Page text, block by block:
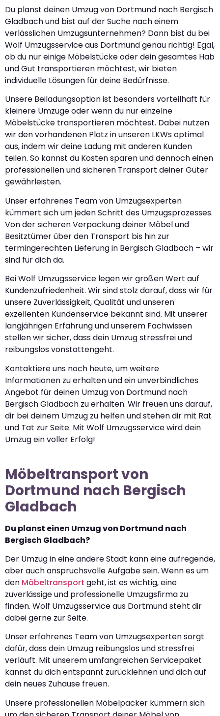
Du planst deinen Umzug von Dortmund nach Bergisch
Gladbach und bist auf der Suche nach einem
verlässlichen Umzugsunternehmen? Dann bist du bei
Wolf Umzugsservice aus Dortmund genau richtig! Egal,
ob du nur einige Möbelstücke oder dein gesamtes Hab
und Gut transportieren möchtest, wir bieten
individuelle Lösungen für deine Bedürfnisse.
Unsere Beiladungsoption ist besonders vorteilhaft für
kleinere Umzüge oder wenn du nur einzelne
Möbelstücke transportieren möchtest. Dabei nutzen
wir den vorhandenen Platz in unseren LKWs optimal
aus, indem wir deine Ladung mit anderen Kunden
teilen. So kannst du Kosten sparen und dennoch einen
professionellen und sicheren Transport deiner Güter
gewährleisten.
Unser erfahrenes Team von Umzugsexperten
kümmert sich um jeden Schritt des Umzugsprozesses.
Von der sicheren Verpackung deiner Möbel und
Besitztümer über den Transport bis hin zur
termingerechten Lieferung in Bergisch Gladbach – wir
sind für dich da.
Bei Wolf Umzugsservice legen wir großen Wert auf
Kundenzufriedenheit. Wir sind stolz darauf, dass wir für
unsere Zuverlässigkeit, Qualität und unseren
exzellenten Kundenservice bekannt sind. Mit unserer
langjährigen Erfahrung und unserem Fachwissen
stellen wir sicher, dass dein Umzug stressfrei und
reibungslos vonstattengeht.
Kontaktiere uns noch heute, um weitere
Informationen zu erhalten und ein unverbindliches
Angebot für deinen Umzug von Dortmund nach
Bergisch Gladbach zu erhalten. Wir freuen uns darauf,
dir bei deinem Umzug zu helfen und stehen dir mit Rat
und Tat zur Seite. Mit Wolf Umzugsservice wird dein
Umzug ein voller Erfolg!
Möbeltransport von
Dortmund nach Bergisch
Gladbach
Du planst einen Umzug von Dortmund nach
Bergisch Gladbach?
Der Umzug in eine andere Stadt kann eine aufregende,
aber auch anspruchsvolle Aufgabe sein. Wenn es um
den Möbeltransport geht, ist es wichtig, eine
zuverlässige und professionelle Umzugsfirma zu
finden. Wolf Umzugsservice aus Dortmund steht dir
dabei gerne zur Seite.
Unser erfahrenes Team von Umzugsexperten sorgt
dafür, dass dein Umzug reibungslos und stressfrei
verläuft. Mit unserem umfangreichen Servicepaket
kannst du dich entspannt zurücklehnen und dich auf
dein neues Zuhause freuen.
Unsere professionellen Möbelpacker kümmern sich